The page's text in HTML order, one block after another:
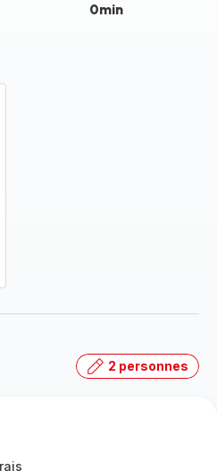
0min
2 personnes